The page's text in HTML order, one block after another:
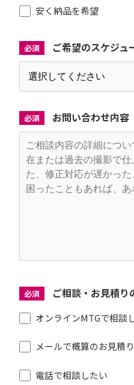
安く納品を希望
必須 ご希望のスケジュ
必須 お問い合わせ内容
必須 ご相談・お見積り
オンラインMTGで相談
メールで概算のお見積
電話で相談したい